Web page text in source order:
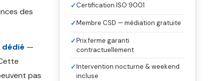
des
—
pas
✓Certification ISO 9001
✓Membre CSD — médiation gratuite
✓Prix ferme garanti
contractuellement
✓Intervention nocturne & weekend
incluse